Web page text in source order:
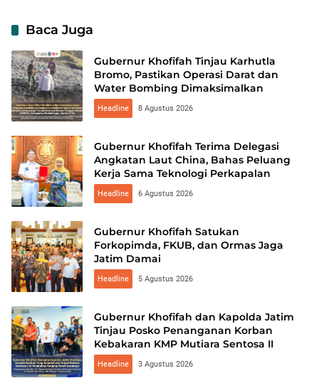
Baca Juga
Gubernur Khofifah Tinjau Karhutla
Bromo, Pastikan Operasi Darat dan
Water Bombing Dimaksimalkan
Headline 8 Agustus 2026
Gubernur Khofifah Terima Delegasi
Angkatan Laut China, Bahas Peluang
Kerja Sama Teknologi Perkapalan
Headline 6 Agustus 2026
Gubernur Khofifah Satukan
Forkopimda, FKUB, dan Ormas Jaga
Jatim Damai
Headline 5 Agustus 2026
Gubernur Khofifah dan Kapolda Jatim
Tinjau Posko Penanganan Korban
Kebakaran KMP Mutiara Sentosa II
Headline 3 Agustus 2026